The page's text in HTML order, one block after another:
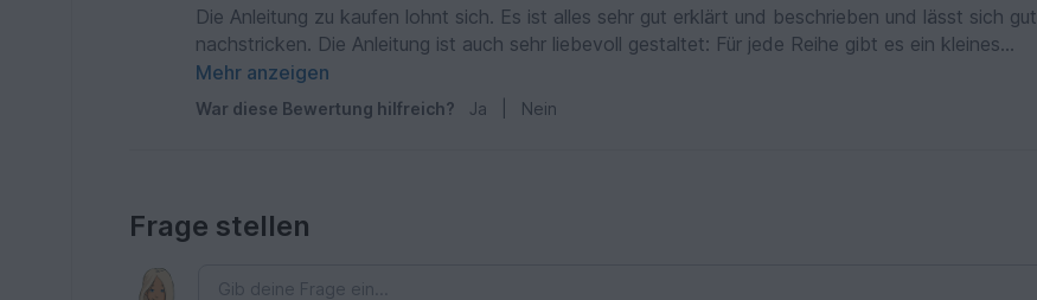
Die Anleitung zu kaufen lohnt sich. Es ist alles sehr gut erklärt und beschrieben und lässt sich gut
nachstricken. Die Anleitung ist auch sehr liebevoll gestaltet: Für jede Reihe gibt es ein kleines
Pfötchen, das man ausmalen oder abhaken kann, so weiß man immer, wo man ist.
Mustersatzwiederholungen sind nochmal in Kurzform auf einer Seite abgebildet mit Zählpfötchen,
so kann man echt nix vergessen und muss auch nicht immer blättern, wenn man die Mustersätze
Mehr anzeigen
War diese Bewertung hilfreich? Ja Nein
Frage stellen